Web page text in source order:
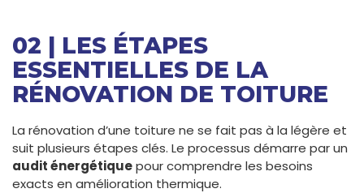
02 | LES ÉTAPES
ESSENTIELLES DE LA
RÉNOVATION DE TOITURE
La rénovation d’une toiture ne se fait pas à la légère et
suit plusieurs étapes clés. Le processus démarre par un
audit énergétiquepour comprendre les besoins
exacts en amélioration thermique.